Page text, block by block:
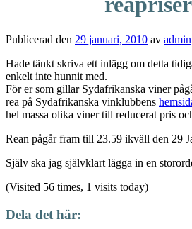
Publicerad den 29 januari, 2010 av admin
Hade tänkt skriva ett inlägg om detta
enkelt inte hunnit med.
För er som gillar Sydafrikanska viner
rea på Sydafrikanska vinklubbens
hel massa olika viner till reducerat pris
Rean pågår fram till 23.59 ikväll den 29
Själv ska jag självklart lägga in en
(Visited 56 times, 1 visits today)
Dela det här: